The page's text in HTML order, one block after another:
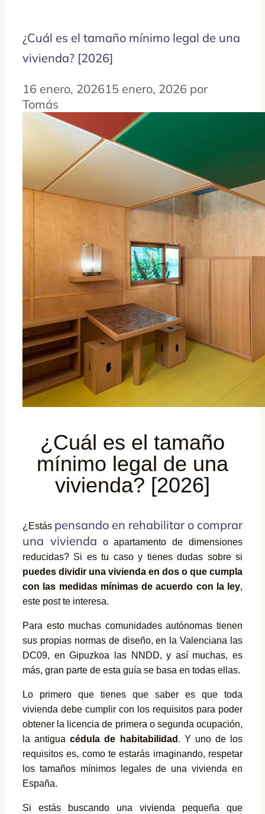
¿Cuál es el tamaño mínimo legal de una
vivienda? [2026]
16 enero, 202615 enero, 2026 por
Tomás
¿Cuál es el tamaño
mínimo legal de una
vivienda? [2026]
¿Estás pensando en rehabilitar o comprar
una vivienda o apartamento de dimensiones
reducidas? Si es tu caso y tienes dudas sobre si
puedes dividir una vivienda en dos o que cumpla
con las medidas mínimas de acuerdo con la ley,
este post te interesa.
Para esto muchas comunidades autónomas tienen
sus propias normas de diseño, en la Valenciana las
DC09, en Gipuzkoa las NNDD, y así muchas, es
más, gran parte de esta guía se basa en todas ellas.
Lo primero que tienes que saber es que toda
vivienda debe cumplir con los requisitos para poder
obtener la licencia de primera o segunda ocupación,
la antiguacédula de habitabilidad . Y uno de los
requisitos es, como te estarás imaginando, respetar
los tamaños mínimos legales de una vivienda en
España.
Si estás buscando una vivienda pequeña que